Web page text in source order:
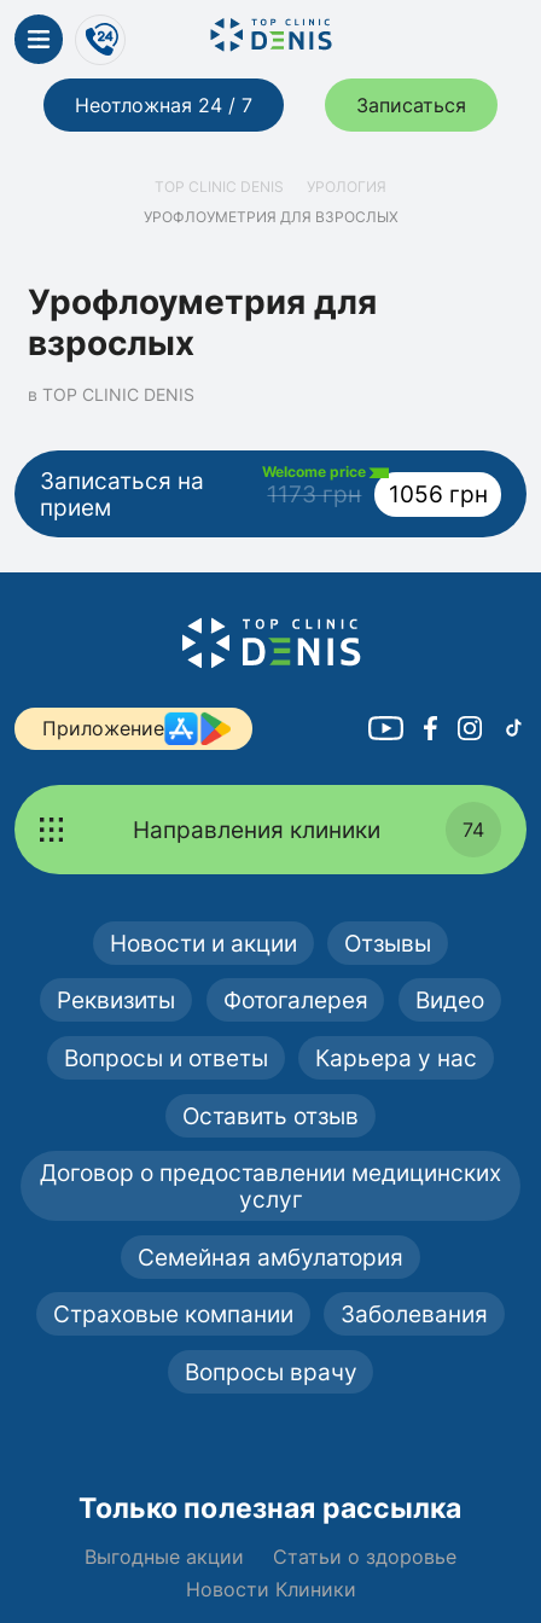
Неотложная 24 / 7 Записаться
TOP CLINIC DENIS
УРОЛОГИЯ
УРОФЛОУМЕТРИЯ ДЛЯ ВЗРОСЛЫХ
Урофлоуметрия для
взрослых
в TOP CLINIC DENIS
Записаться на
прием
Welcome price
1173 грн 1056 грн
Приложение
Направления клиники 74
Новости и акции Отзывы
Реквизиты Фотогалерея Видео
Вопросы и ответы Карьера у нас
Оставить отзыв
Договор о предоставлении медицинских
услуг
Семейная амбулатория
Страховые компании Заболевания
Вопросы врачу
Только полезная рассылка
Выгодные акции
Статьи о здоровье
Новости Клиники